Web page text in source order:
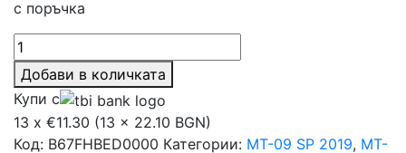
с поръчка
количество
за
Балансьори
(Тапи
за
Добави в количката
Купи с
13 x €11.30 (13 x 22.10 BGN)
Код: B67FHBED0000 Категории: MT-09 SP 2019, MT-